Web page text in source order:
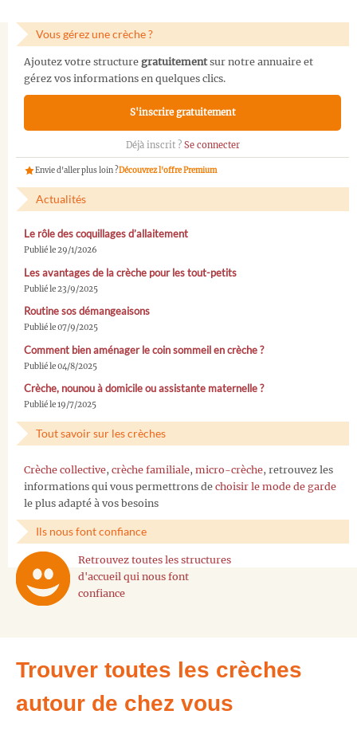
Vous gérez une crèche ?
Ajoutez votre structure gratuitementsur notre annuaire et
gérez vos informations en quelques clics.
S'inscrire gratuitement
Déjà inscrit ? Se connecter
Envie d'aller plus loin ?Découvrez l'offre Premium
Actualités
Le rôle des coquillages d’allaitement
Publié le 29/1/2026
Les avantages de la crèche pour les tout-petits
Publié le 23/9/2025
Routine sos démangeaisons
Publié le 07/9/2025
Comment bien aménager le coin sommeil en crèche ?
Publié le 04/8/2025
Crèche, nounou à domicile ou assistante maternelle ?
Publié le 19/7/2025
Tout savoir sur les crèches
Crèche collective, crèche familiale, micro-crèche, retrouvez les
informations qui vous permettrons de choisir le mode de garde
le plus adapté à vos besoins
Ils nous font confiance
Retrouvez toutes les structures
d'accueil qui nous font
confiance
Trouver toutes les crèches
autour de chez vous